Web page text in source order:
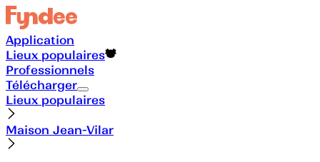
Application
Lieux populaires
Professionnels
Télécharger
Lieux populaires
Maison Jean-Vilar